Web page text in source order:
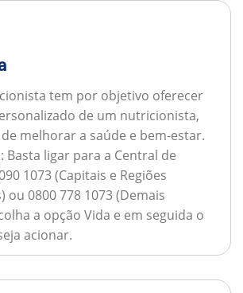
tem por objetivo oferecer
de um nutricionista,
melhorar a saúde e bem-estar.
Basta ligar para a Central de
1073 (Capitais e Regiões
0800 778 1073 (Demais
a opção Vida e em seguida o
acionar.